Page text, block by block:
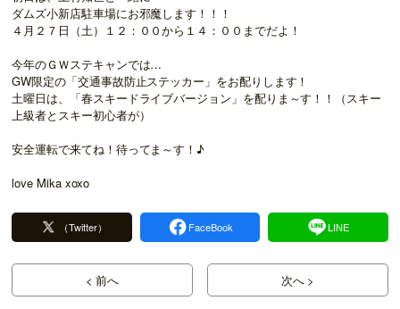
ダムズ小新店駐車場にお邪魔します！！！
４月２７日（土）１２：００から１４：００までだよ！
今年のＧＷステキャンでは…
GW限定の「交通事故防止ステッカー」をお配りします！
土曜日は、「春スキードライブバージョン」を配りま～す！！
（スキー
上級者とスキー初心者が）
安全運転で来てね！待ってま～す！♪
love Mika xoxo
（Twitter） FaceBook LINE
< 前へ 次へ >